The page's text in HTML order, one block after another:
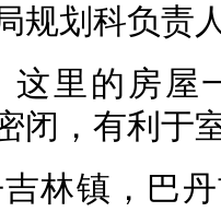
规划科负责
这里的房屋
闭，有利于
林镇，巴